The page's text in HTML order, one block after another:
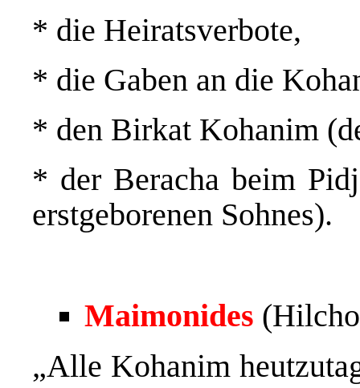
* die Heiratsverbote,
* die Gaben an die
* den Birkat Kohanim
* der Beracha beim
erstgeborenen Sohnes).
Maimonides
„Alle Kohanim